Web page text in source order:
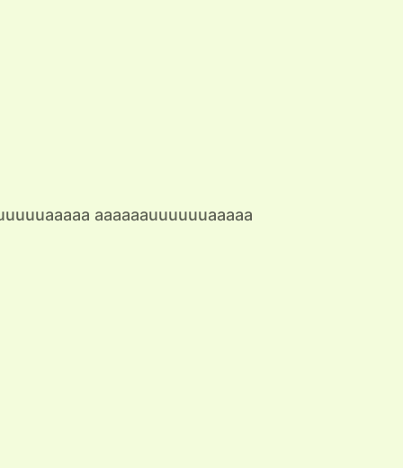
aaaaaauuuuuuaaaaa